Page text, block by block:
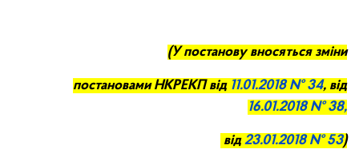
(У постанову вносяться зміни
постановами НКРЕКП від 11.01.2018№34, від
16.01.2018 № 38,
від23.01.2018 № 53)